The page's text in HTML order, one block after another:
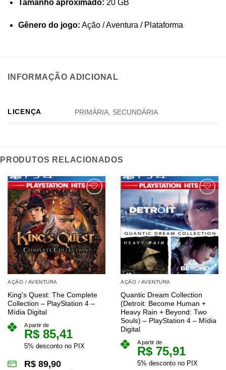
Tamanho aproximado: 20 GB
Gênero do jogo: Ação / Aventura / Plataforma
INFORMAÇÃO ADICIONAL
LICENÇA PRIMÁRIA, SECUNDÁRIA
PRODUTOS RELACIONADOS
AÇÃO / AVENTURA
King’s Quest: The Complete
Collection – PlayStation 4 –
Mídia Digital
A partir de
R$ 85,41
5% desconto no PIX
R$ 89,90
AÇÃO / AVENTURA
Quantic Dream Collection
(Detroit: Become Human +
Heavy Rain + Beyond: Two
Souls) – PlayStation 4 – Mídia
Digital
A partir de
R$ 75,91
5% desconto no PIX